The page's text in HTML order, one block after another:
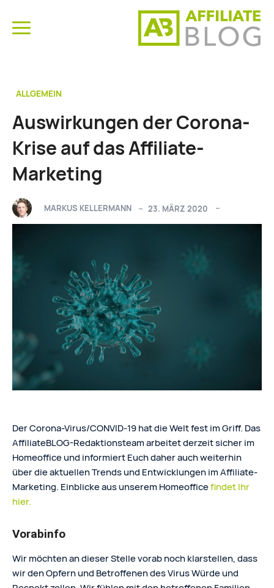
ALLGEMEIN
Auswirkungen der Corona-
Krise auf das Affiliate-
Marketing
MARKUS KELLERMANN 23. MÄRZ 2020
Der Corona-Virus/CONVID-19 hat die Welt fest im Griff. Das
AffiliateBLOG-Redaktionsteam arbeitet derzeit sicher im
Homeoffice und informiert Euch daher auch weiterhin
über die aktuellen Trends und Entwicklungen im Affiliate-
Marketing. Einblicke aus unserem Homeofficefindet Ihr
hier.
Vorabinfo
Wir möchten an dieser Stelle vorab noch klarstellen, dass
wir den Opfern und Betroffenen des Virus Würde und